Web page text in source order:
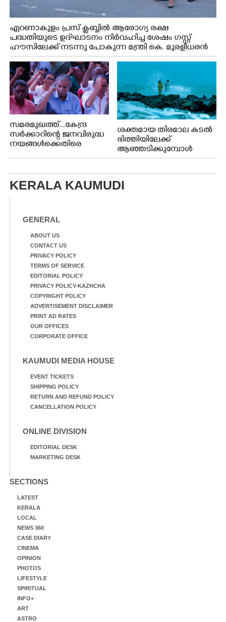
എറണാകുളം പ്രസ് ക്ലബ്ബിൽ ആരോഗ്യ രക്ഷ
പദ്ധതിയുടെ ഉദ്‌ഘാടനം നിർവഹിച്ച ശേഷം ഗസ്റ്റ്
ഹൗസിലേക്ക് നടന്നു പോകുന്ന മന്ത്രി കെ. മുരളീധരൻ
സമരമുഖത്ത്...കേന്ദ്ര
സർക്കാറിന്റെ ജനവിരുദ്ധ
നയങ്ങൾക്കെതിരെ
ഓഫീസിനു മുന്നിൽ
കർഷക തൊഴിലാളി
സംയുക്ത സമര സമിതി
പങ്കെടുത്തുകൊണ്ട്
മുദ്രാവാക്യം വിളിക്കുന്ന
മുൻ മന്ത്രി എസ്. ശർമ്മ
ശക്തമായ തിരമാല കടൽ
ഭിത്തിയിലേക്ക്
ആഞ്ഞടിക്കുമ്പോൾ
അപകടകരമായ രീതിയിൽ
യുവാക്കൾ. ഞാറയ്ക്കൽ
ബീച്ചിൽ നിന്നുള്ള കാഴ്ച്ച
KERALA KAUMUDI
GENERAL
ABOUT US
CONTACT US
PRIVACY POLICY
TERMS OF SERVICE
EDITORIAL POLICY
PRIVACY POLICY-KAZHCHA
COPYRIGHT POLICY
ADVERTISEMENT DISCLAIMER
PRINT AD RATES
OUR OFFICES
CORPORATE OFFICE
KAUMUDI MEDIA HOUSE
EVENT TICKETS
SHIPPING POLICY
RETURN AND REFUND POLICY
CANCELLATION POLICY
ONLINE DIVISION
EDITORIAL DESK
MARKETING DESK
SECTIONS
LATEST
KERALA
LOCAL
NEWS 360
CASE DIARY
CINEMA
OPINION
PHOTOS
LIFESTYLE
SPIRITUAL
INFO+
ART
ASTRO